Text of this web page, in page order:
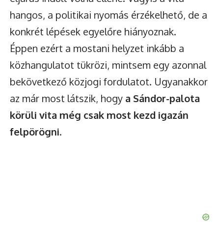
hangos, a politikai nyomás érzékelhető, de a
konkrét lépések egyelőre hiányoznak.
Éppen ezért a mostani helyzet inkább a
közhangulatot tükrözi, mintsem egy azonnal
bekövetkező közjogi fordulatot. Ugyanakkor
az már most látszik, hogy a Sándor-palota
körüli vita még csak most kezd igazán
felpörögni.